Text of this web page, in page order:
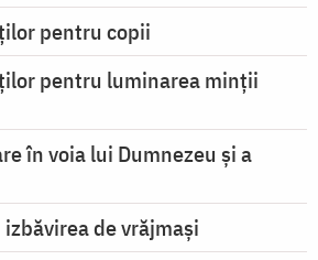
pentru copii
pentru luminarea minţii
în voia lui Dumnezeu şi a
de vrăjmași